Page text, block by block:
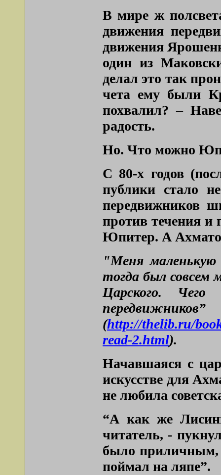
В мире ж
движения
движения
один из
делал это так
чета ему были
похвалил? –
радость.
Но. Что можно
С 80-х годов
публики стало
передвижников
против течения и
Юпитер. А
"Меня
тогда был
Царского.
передвижников”
(http://thelib.ru/
read-2.html).
Начавшаяся с
искусстве для
не любила
“А как же
читатель, -
было приличным,
поймал на ляпе”.